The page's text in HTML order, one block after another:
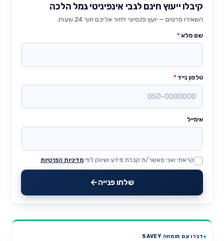
קיבלו ייעוץ חינם לגבי אינפיניטי גמל הלכה
השאירו פרטים — יועץ פנסיוני יחזור אליכם תוך 24 שעות.
שם מלא *
טלפון נייד *
אימייל
Website
קראתי ואני מאשר/ת קבלת מידע ושיווק לפי מדיניות הפרטיות
שלחו פנייה
דברו עם מומחה SAVEY